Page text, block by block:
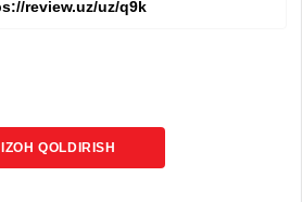
IZOH QOLDIRISH